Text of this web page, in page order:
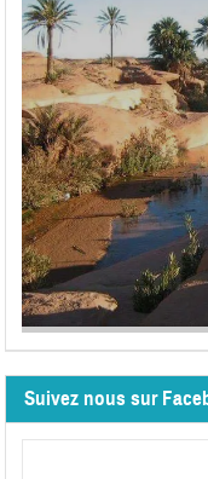
Suivez nous sur